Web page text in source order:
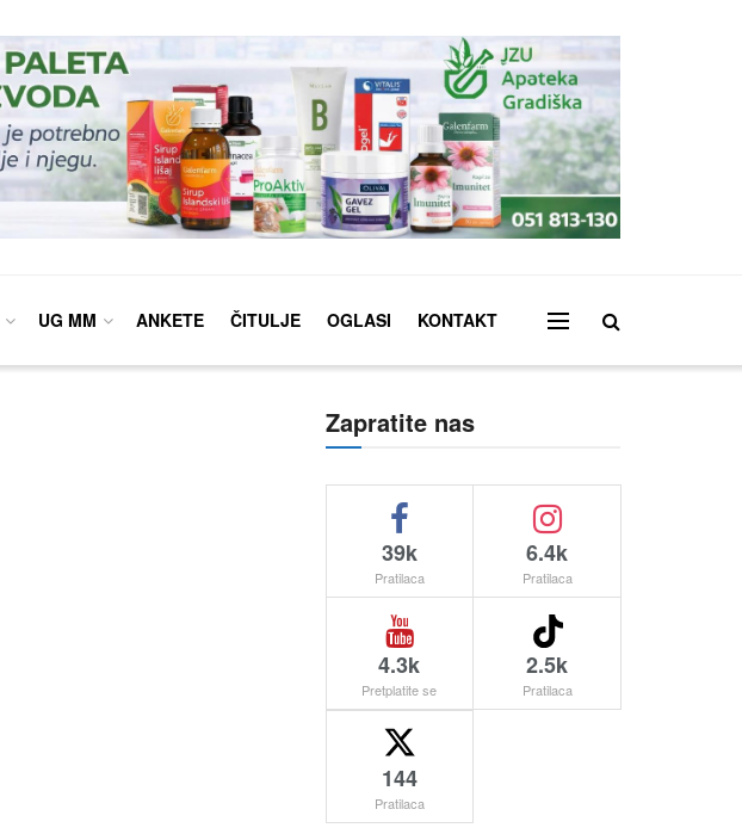
UG MM ANKETE ČITULJE OGLASI KONTAKT
Zapratite nas
39k
Pratilaca
6.4k
Pratilaca
4.3k
Pretplatite se
2.5k
Pratilaca
144
Pratilaca